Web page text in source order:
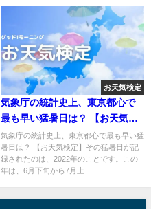
お天気検定
気象庁の統計史上、東京都心で
最も早い猛暑日は？ 【お天気検
定】
気象庁の統計史上、東京都心で最も早い猛
暑日は？ 【お天気検定】その猛暑日が記
録されたのは、2022年のことです。この
年は、6月下旬から7月上...